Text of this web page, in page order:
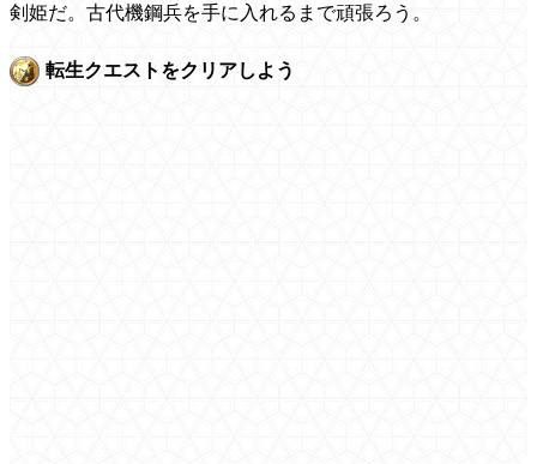
剣姫だ。古代機鋼兵を手に入れるまで頑張ろう。
転生クエストをクリアしよう